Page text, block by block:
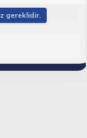
gereklidir.